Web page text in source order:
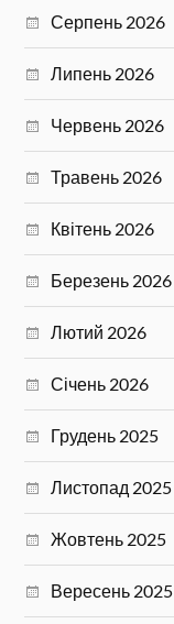
Серпень 2026
Липень 2026
Червень 2026
Травень 2026
Квітень 2026
Березень 2026
Лютий 2026
Січень 2026
Грудень 2025
Листопад 2025
Жовтень 2025
Вересень 2025